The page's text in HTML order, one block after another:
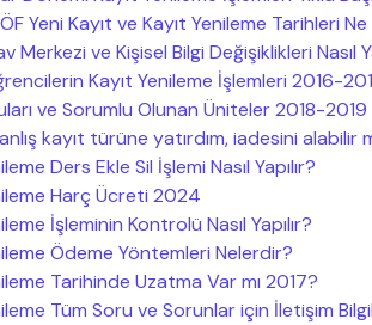
Yeni Kayıt ve Kayıt Yenileme Tarihleri
Merkezi ve Kişisel Bilgi Değişiklikleri Nasıl
Kayıt Yenileme İşlemleri 2016-
ve Sorumlu Olunan Üniteler 2018-2019
kayıt türüne yatırdım, iadesini alabilir
Ders Ekle Sil İşlemi Nasıl Yapılır?
Harç Ücreti 2024
İşleminin Kontrolü Nasıl Yapılır?
Ödeme Yöntemleri Nelerdir?
Tarihinde Uzatma Var mı 2017?
Tüm Soru ve Sorunlar için İletişim